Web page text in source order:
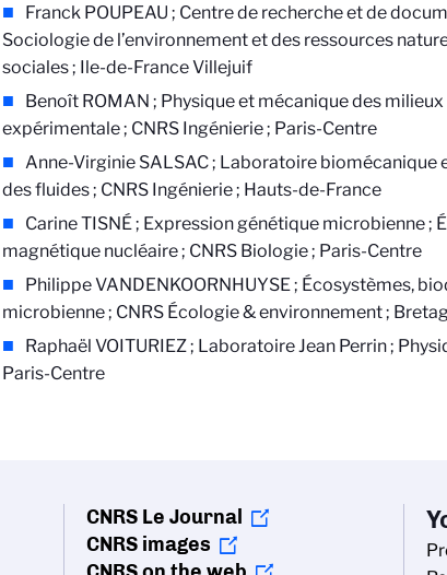
Franck POUPEAU ; Centre de recherche et de
Sociologie de l’environnement et des ressources
sociales ; Ile-de-France Villejuif
Benoît ROMAN ; Physique et mécanique des
expérimentale ; CNRS Ingénierie ; Paris-Centre
Anne-Virginie SALSAC ; Laboratoire biomécanique
des fluides ; CNRS Ingénierie ; Hauts-de-France
Carine TISNÉ ; Expression génétique microbienne ;
magnétique nucléaire ; CNRS Biologie ; Paris-Centre
Philippe VANDENKOORNHUYSE ; Écosystèmes,
microbienne ; CNRS Écologie & environnement ;
Raphaël VOITURIEZ ; Laboratoire Jean Perrin ;
Paris-Centre
CNRS Le Journal
CNRS images